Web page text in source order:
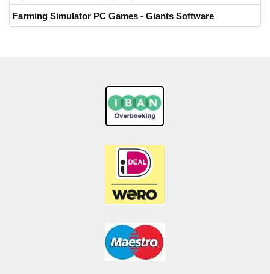
Farming Simulator PC Games - Giants Software